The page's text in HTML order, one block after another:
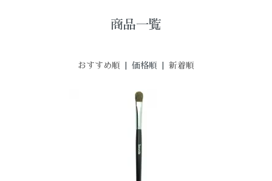
商品一覧
おすすめ順 | 価格順 | 新着順